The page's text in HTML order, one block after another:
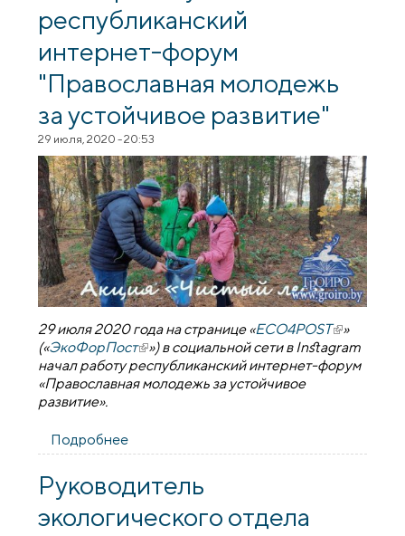
республиканский
интернет-форум
"Православная молодежь
за устойчивое развитие"
29 июля, 2020 - 20:53
29 июля 2020 года на странице «ЕСO4РOST(внешняя
ссылка)
»
(«ЭкоФорПост(внешняя ссылка)
») в социальной сети в Instagram
начал работу республиканский интернет-форум
«Православная молодежь за устойчивое
развитие».
Подробнее
интернет-форум "Православная
Руководитель
экологического отдела